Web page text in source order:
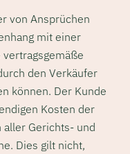
von Ansprüchen
mit einer
den Verkäufer
können. Der Kunde
Kosten der
Gerichts- und
Dies gilt nicht,